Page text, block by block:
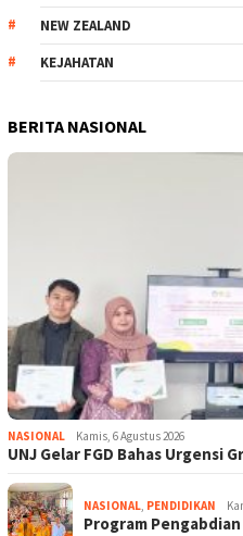
NEW ZEALAND
KEJAHATAN
BERITA NASIONAL
NASIONAL Kamis, 6 Agustus 2026
UNJ Gelar FGD Bahas Urgensi
NASIONAL, PENDIDIKAN
Program